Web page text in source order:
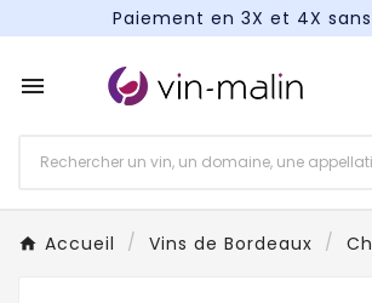
Paiement en 3X et 4X
Paiement en 3X et 4X sans

Accueil Vins de Bordeaux